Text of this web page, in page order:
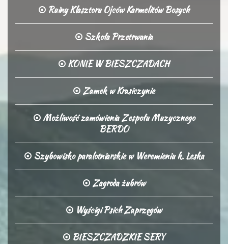
Ruiny Klasztoru Ojców Karmelitów Bosych
Szkoła Przetrwania
KONIE W BIESZCZADACH
Zamek w Krasiczynie
Możliwość zamówienia Zespołu Muzycznego
BERDO
Szybowisko paralotniarskie w Weremieniu k. Leska
Zagroda żubrów
Wyścigi Psich Zaprzęgów
BIESZCZADZKIE SERY